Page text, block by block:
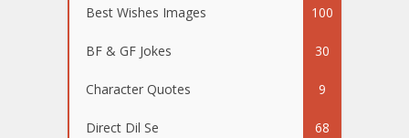
Best Wishes Images 100
BF & GF Jokes 30
Character Quotes 9
Direct Dil Se 68